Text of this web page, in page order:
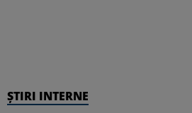
ȘTIRI INTERNE